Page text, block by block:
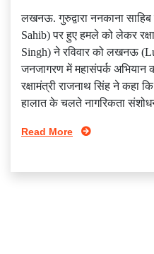
लखनऊ. गुरुद्वारा ननकाना
Sahib) पर हुए हमले को लेकर
Singh) ने रविवार को लखनऊ
जनजागरण में महासंपर्क
रक्षामंत्री राजनाथ सिंह ने कहा
हालात के चलते नागरिकता
Read More